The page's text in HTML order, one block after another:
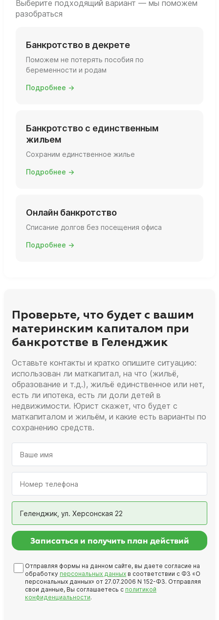
Выберите подходящий вариант — мы поможем
разобраться
Банкротство в декрете
Поможем не потерять пособия по
беременности и родам
Подробнее →
Банкротство с единственным
жильем
Сохраним единственное жилье
Подробнее →
Онлайн банкротство
Списание долгов без посещения офиса
Подробнее →
Проверьте, что будет с вашим
материнским капиталом при
банкротстве в Геленджик
Оставьте контакты и кратко опишите ситуацию:
использован ли маткапитал, на что (жильё,
образование и т.д.), жильё единственное или нет,
есть ли ипотека, есть ли доли детей в
недвижимости. Юрист скажет, что будет с
маткапиталом и жильём, и какие есть варианты по
сохранению средств.
Геленджик, ул. Херсонская 22
Записаться и получить план действий
Отправляя формы на данном сайте, вы даете согласие на
обработку персональных данных в соответствии с ФЗ «О
персональных данных» от 27.07.2006 N 152-ФЗ. Отправляя
свои данные, Вы соглашаетесь с политикой
конфиденциальности.